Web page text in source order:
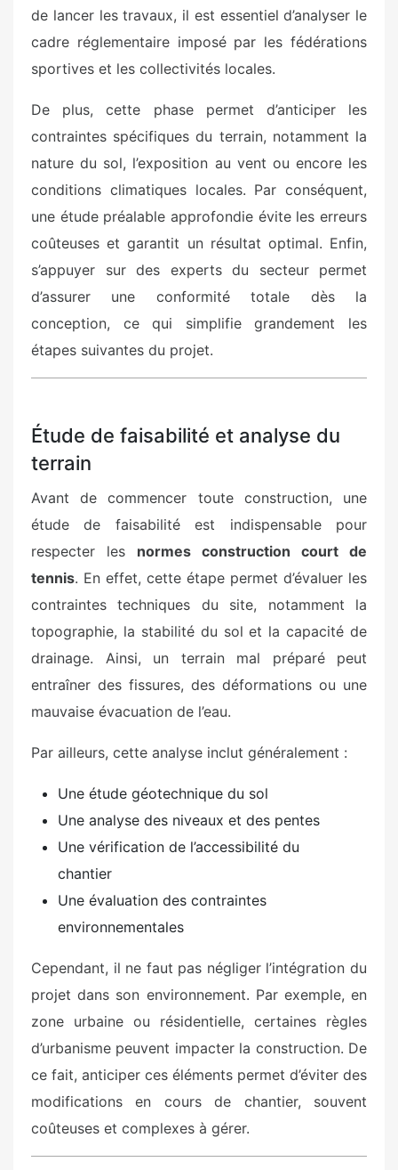
de lancer les travaux, il est essentiel d’analyser le
cadre réglementaire imposé par les fédérations
sportives et les collectivités locales.
De plus, cette phase permet d’anticiper les
contraintes spécifiques du terrain, notamment la
nature du sol, l’exposition au vent ou encore les
conditions climatiques locales. Par conséquent,
une étude préalable approfondie évite les erreurs
coûteuses et garantit un résultat optimal. Enfin,
s’appuyer sur des experts du secteur permet
d’assurer une conformité totale dès la
conception, ce qui simplifie grandement les
étapes suivantes du projet.
Étude de faisabilité et analyse du
terrain
Avant de commencer toute construction, une
étude de faisabilité est indispensable pour
respecter les normes construction court de
tennis. En effet, cette étape permet d’évaluer les
contraintes techniques du site, notamment la
topographie, la stabilité du sol et la capacité de
drainage. Ainsi, un terrain mal préparé peut
entraîner des fissures, des déformations ou une
mauvaise évacuation de l’eau.
Par ailleurs, cette analyse inclut généralement :
Une étude géotechnique du sol
Une analyse des niveaux et des pentes
Une vérification de l’accessibilité du
chantier
Une évaluation des contraintes
environnementales
Cependant, il ne faut pas négliger l’intégration du
projet dans son environnement. Par exemple, en
zone urbaine ou résidentielle, certaines règles
d’urbanisme peuvent impacter la construction. De
ce fait, anticiper ces éléments permet d’éviter des
modifications en cours de chantier, souvent
coûteuses et complexes à gérer.